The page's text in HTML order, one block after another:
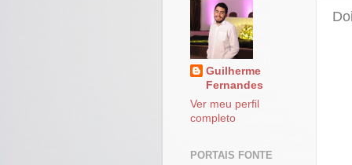
Guilherme
Fernandes
Ver meu perfil
completo
PORTAIS FONTE